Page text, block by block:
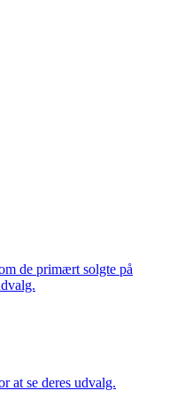
de primært solgte på
at se deres udvalg.